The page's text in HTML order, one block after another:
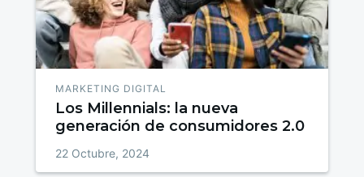
MARKETING DIGITAL
Los Millennials: la nueva
generación de consumidores 2.0
22 Octubre, 2024